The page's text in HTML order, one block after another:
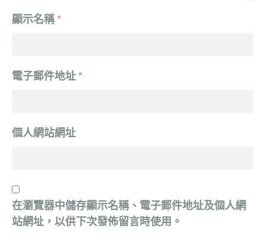
顯示名稱*
電子郵件地址 *
個人網站網址
在瀏覽器中儲存顯示名稱、電子郵件地址及個人網
站網址，以供下次發佈留言時使用。